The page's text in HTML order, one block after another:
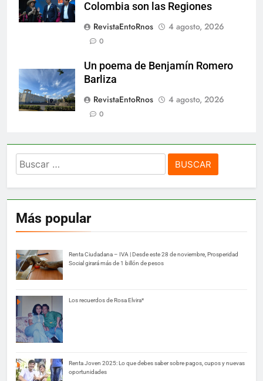
Colombia son las Regiones
RevistaEntoRnos
4 agosto, 2026
0
Un poema de Benjamín Romero
Barliza
RevistaEntoRnos
4 agosto, 2026
0
Buscar:
Más popular
Renta Ciudadana – IVA | Desde este 28 de noviembre, Prosperidad
Social girará más de 1 billón de pesos
Los recuerdos de Rosa Elvira*
Renta Joven 2025: Lo que debes saber sobre pagos, cupos y nuevas
oportunidades